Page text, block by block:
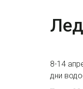
8-14
дни